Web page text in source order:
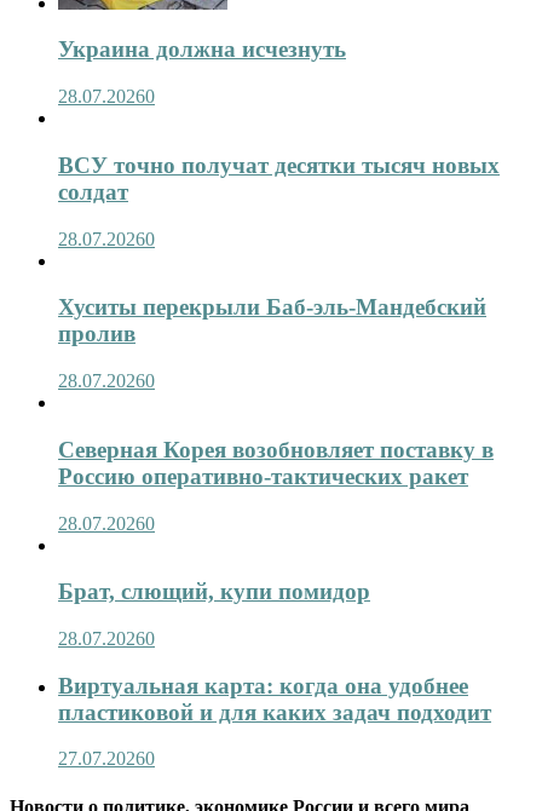
Украина должна исчезнуть
28.07.20260
ВСУ точно получат десятки тысяч новых
солдат
28.07.20260
Хуситы перекрыли Баб-эль-Мандебский
пролив
28.07.20260
Северная Корея возобновляет поставку в
Россию оперативно-тактических ракет
28.07.20260
Брат, слющий, купи помидор
28.07.20260
Виртуальная карта: когда она удобнее
пластиковой и для каких задач подходит
27.07.20260
Новости о политике, экономике России и всего мира